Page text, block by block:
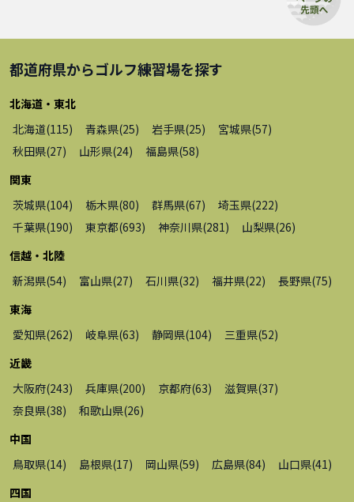
都道府県からゴルフ練習場を探す
北海道・東北
北海道(115) 青森県(25) 岩手県(25) 宮城県(57)
秋田県(27) 山形県(24) 福島県(58)
関東
茨城県(104) 栃木県(80) 群馬県(67) 埼玉県(222)
千葉県(190) 東京都(693) 神奈川県(281) 山梨県(26)
信越・北陸
新潟県(54) 富山県(27) 石川県(32) 福井県(22) 長野県(75)
東海
愛知県(262) 岐阜県(63) 静岡県(104) 三重県(52)
近畿
大阪府(243) 兵庫県(200) 京都府(63) 滋賀県(37)
奈良県(38) 和歌山県(26)
中国
鳥取県(14) 島根県(17) 岡山県(59) 広島県(84) 山口県(41)
四国